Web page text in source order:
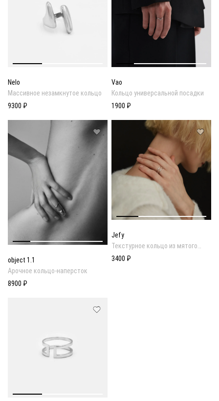
Nelo
Массивное незамкнутое кольцо
9300 ₽
Vao
Кольцо универсальной посадки
1900 ₽
object 1.1
Арочное кольцо-наперсток
8900 ₽
Jefy
Текстурное кольцо из мятого
металла
3400 ₽